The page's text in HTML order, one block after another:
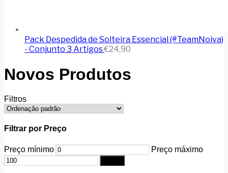
Pack Despedida de Solteira Essencial (#TeamNoiva)
- Conjunto 3 Artigos€24,90
Novos Produtos
Filtros
Filtrar por Preço
Preço mínimo Preço máximo